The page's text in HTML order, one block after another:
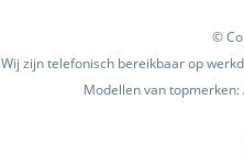
©
Wij zijn telefonisch bereikbaar op
Modellen van